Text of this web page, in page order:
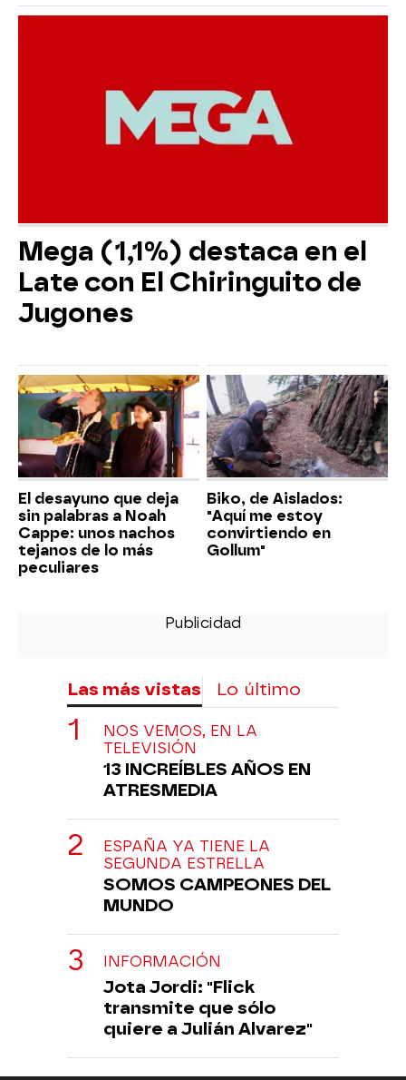
Mega (1,1%) destaca en el
Late con El Chiringuito de
Jugones
El desayuno que deja
sin palabras a Noah
Cappe: unos nachos
tejanos de lo más
peculiares
Biko, de Aislados:
"Aquí me estoy
convirtiendo en
Gollum"
Las más vistas Lo último
NOS VEMOS, EN LA
TELEVISIÓN
13 INCREÍBLES AÑOS EN
ATRESMEDIA
ESPAÑA YA TIENE LA
SEGUNDA ESTRELLA
SOMOS CAMPEONES DEL
MUNDO
INFORMACIÓN
Jota Jordi: "Flick
transmite que sólo
quiere a Julián Alvarez"